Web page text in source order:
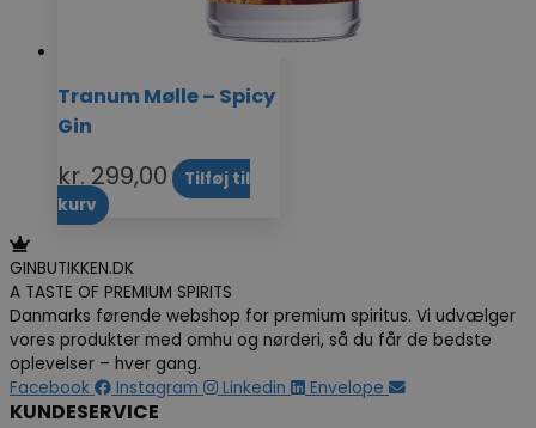
Tranum Mølle – Spicy
Gin
kr. 299,00
Tilføj til
kurv
GINBUTIKKEN.DK
A TASTE OF PREMIUM SPIRITS
Danmarks førende webshop for premium spiritus. Vi udvælger
vores produkter med omhu og nørderi, så du får de bedste
oplevelser – hver gang.
Facebook
Instagram Linkedin Envelope
KUNDESERVICE